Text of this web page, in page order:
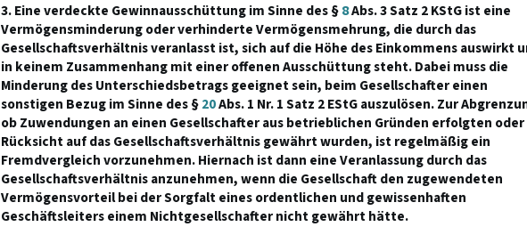
3. Eine verdeckte Gewinnausschüttung im Sinne des §8Abs. 3 Satz 2 KStG ist eine
Vermögensminderung oder verhinderte Vermögensmehrung, die durch das
Gesellschaftsverhältnis veranlasst ist, sich auf die Höhe des Einkommens auswirkt
in keinem Zusammenhang mit einer offenen Ausschüttung steht. Dabei muss die
Minderung des Unterschiedsbetrags geeignet sein, beim Gesellschafter einen
sonstigen Bezug im Sinne des §20Abs. 1 Nr. 1 Satz 2 EStG auszulösen. Zur
ob Zuwendungen an einen Gesellschafter aus betrieblichen Gründen erfolgten
Rücksicht auf das Gesellschaftsverhältnis gewährt wurden, ist regelmäßig ein
Fremdvergleich vorzunehmen. Hiernach ist dann eine Veranlassung durch das
Gesellschaftsverhältnis anzunehmen, wenn die Gesellschaft den zugewendeten
Vermögensvorteil bei der Sorgfalt eines ordentlichen und gewissenhaften
Geschäftsleiters einem Nichtgesellschafter nicht gewährt hätte.